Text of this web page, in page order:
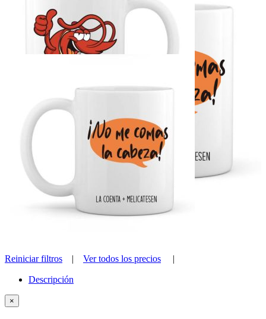
Taza gamba
Ref:
9,00 €
CANTIDAD
+
Reiniciar filtros | Ver todos los precios |
Descripción
×